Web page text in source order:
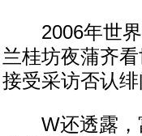
2006年世界
兰桂坊夜蒲齐
接受采访否认
W还透露，